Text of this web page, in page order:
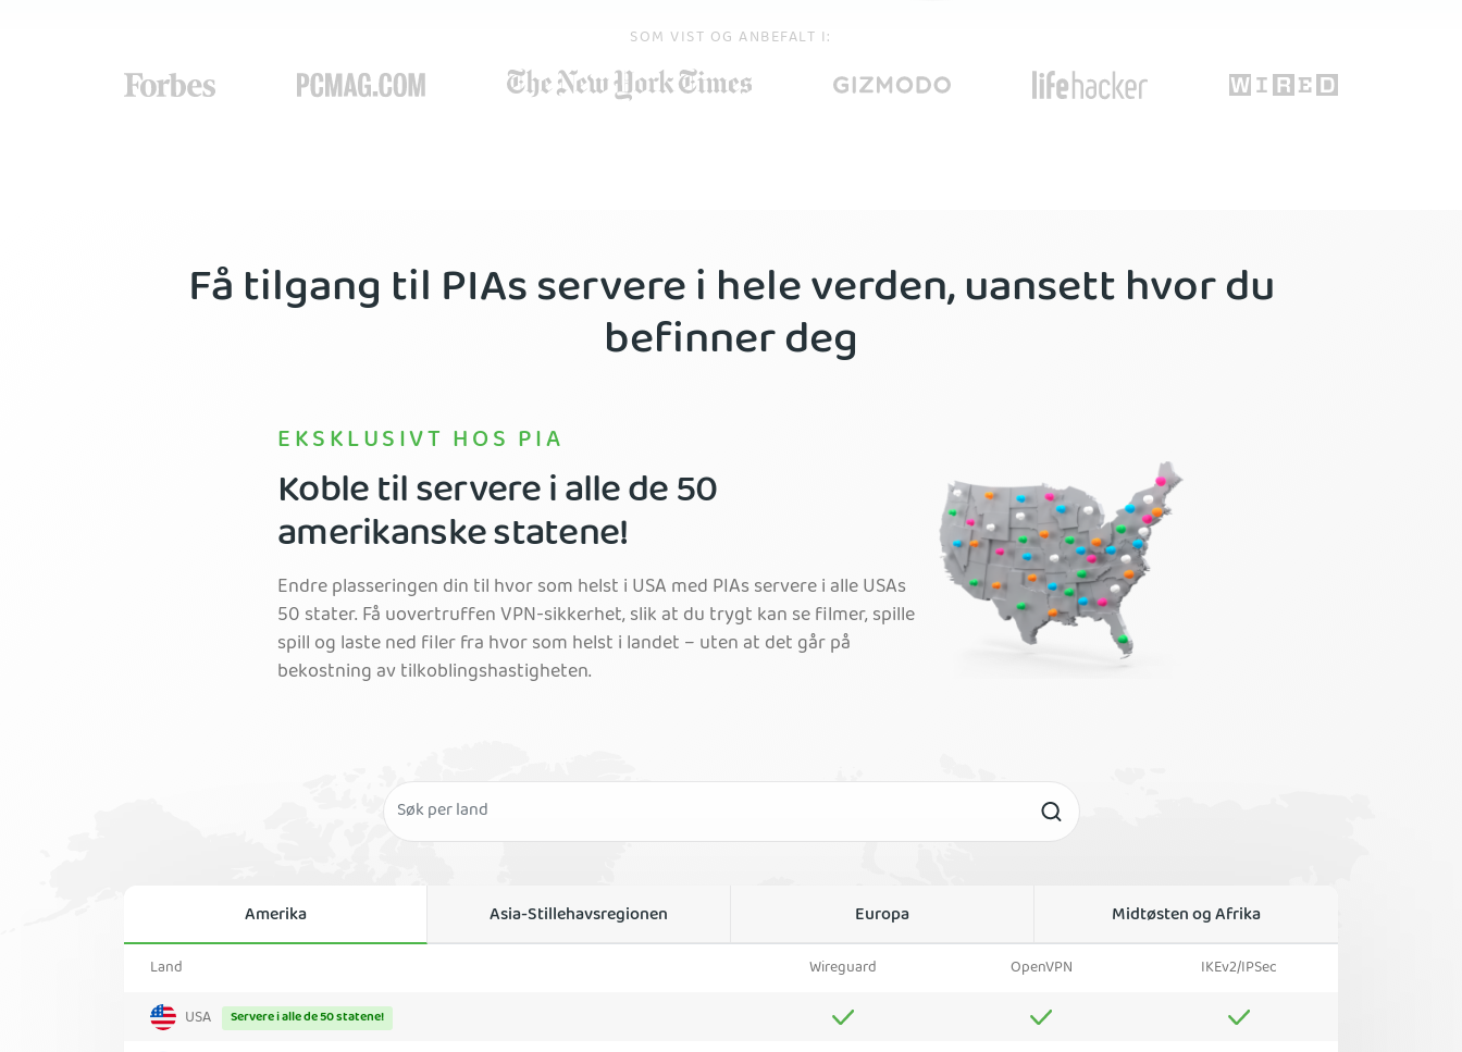
SOM VIST OG ANBEFALT I:
Få tilgang til PIAs servere i hele verden, uansett hvor du
befinner deg
EKSKLUSIVT HOS PIA
Koble til servere i alle de 50
amerikanske statene!
Endre plasseringen din til hvor som helst i USA med PIAs servere i alle USAs
50 stater. Få uovertruffen VPN-sikkerhet, slik at du trygt kan se filmer, spille
spill og laste ned filer fra hvor som helst i landet – uten at det går på
bekostning av tilkoblingshastigheten.
Amerika Asia-Stillehavsregionen Europa Midtøsten og Afrika
Land Wireguard OpenVPN
IKEv2/IPSec
USA
Servere i alle de 50 statene!